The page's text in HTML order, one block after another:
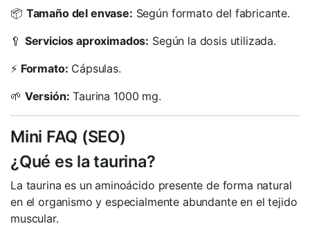
📦 Tamaño del envase: Según formato del fabricante.
🥄 Servicios aproximados: Según la dosis utilizada.
⚡ Formato: Cápsulas.
🌱 Versión: Taurina 1000 mg.
Mini FAQ (SEO)
¿Qué es la taurina?
La taurina es un aminoácido presente de forma natural
en el organismo y especialmente abundante en el tejido
muscular.